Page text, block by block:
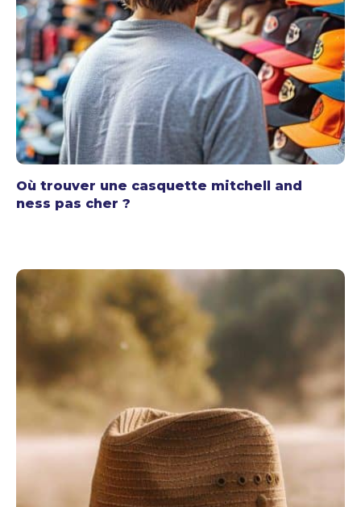
Où trouver une casquette mitchell and
ness pas cher ?